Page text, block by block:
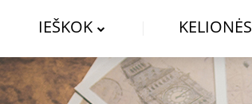
IEŠKOK KELIONĖS